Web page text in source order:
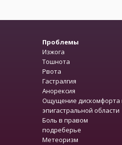
Проблемы
Изжога
Тошнота
Рвота
Гастралгия
Анорексия
Ощущение дискомфорта
эпигастральной области
Боль в правом
подреберье
Метеоризм